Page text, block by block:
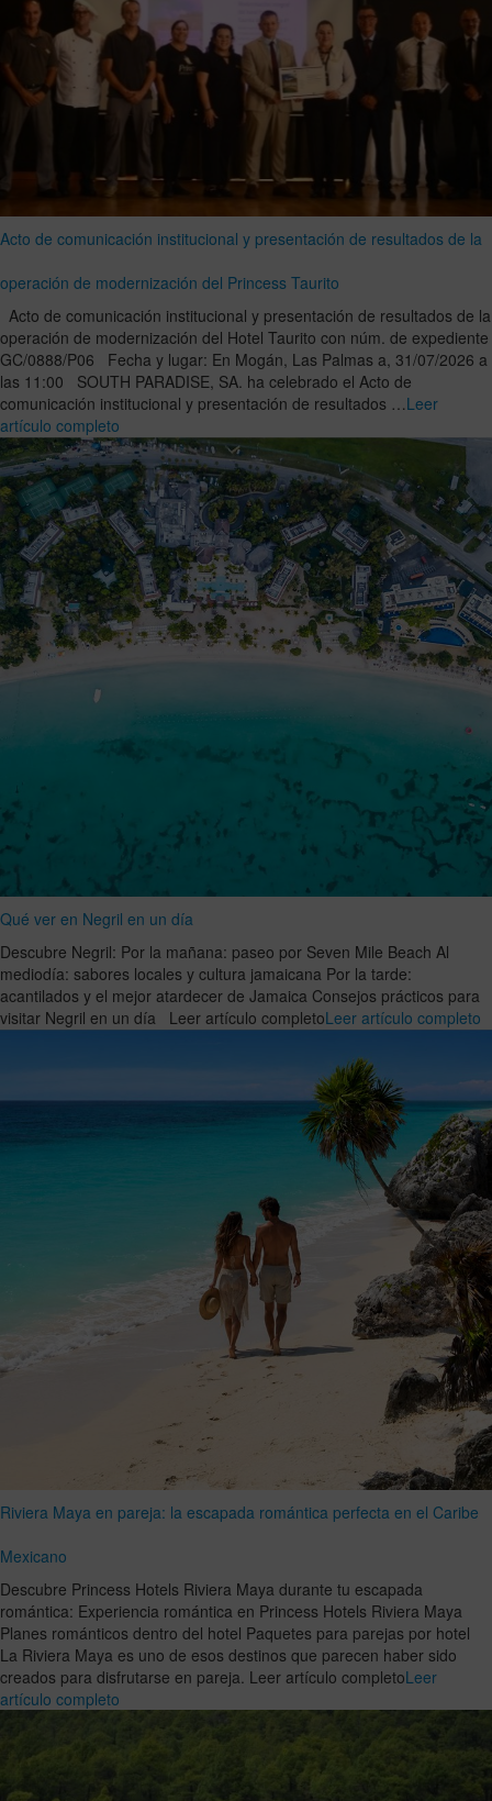
Acto de comunicación institucional y presentación de resultados de la
operación de modernización del Princess Taurito
Acto de comunicación institucional y presentación de resultados de la
operación de modernización del Hotel Taurito con núm. de expediente
GC/0888/P06 Fecha y lugar: En Mogán, Las Palmas a, 31/07/2026 a
las 11:00 SOUTH PARADISE, SA. ha celebrado el Acto de
comunicación institucional y presentación de resultados …Leer
artículo completo
Qué ver en Negril en un día
Descubre Negril: Por la mañana: paseo por Seven Mile Beach Al
mediodía: sabores locales y cultura jamaicana Por la tarde:
acantilados y el mejor atardecer de Jamaica Consejos prácticos para
visitar Negril en un día Leer artículo completoLeer artículo completo
Riviera Maya en pareja: la escapada romántica perfecta en el Caribe
Mexicano
Descubre Princess Hotels Riviera Maya durante tu escapada
romántica: Experiencia romántica en Princess Hotels Riviera Maya
Planes románticos dentro del hotel Paquetes para parejas por hotel
La Riviera Maya es uno de esos destinos que parecen haber sido
creados para disfrutarse en pareja. Leer artículo completoLeer
artículo completo